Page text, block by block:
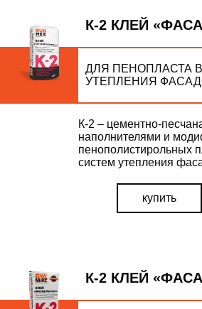
К-2 КЛЕЙ
ДЛЯ ПЕНОПЛАСТА
УТЕПЛЕНИЯ
К-2 – цементно-
наполнителями и
пенополистирольных
систем утепления
купить
К-2 КЛЕЙ